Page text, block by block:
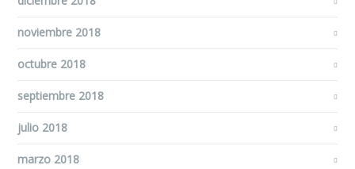
noviembre 2018
octubre 2018
septiembre 2018
julio 2018
marzo 2018